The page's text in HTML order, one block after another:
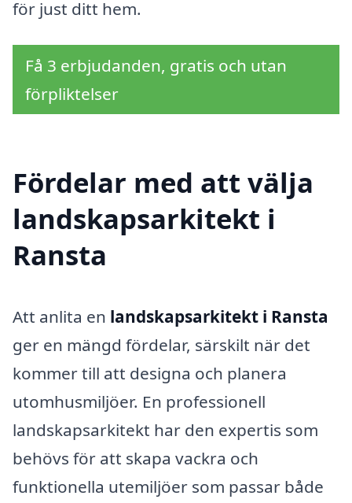
för just ditt hem.
Få 3 erbjudanden, gratis och utan
förpliktelser
Fördelar med att välja
landskapsarkitekt i
Ransta
Att anlita en landskapsarkitekt i Ransta
ger en mängd fördelar, särskilt när det
kommer till att designa och planera
utomhusmiljöer. En professionell
landskapsarkitekt har den expertis som
behövs för att skapa vackra och
funktionella utemiljöer som passar både